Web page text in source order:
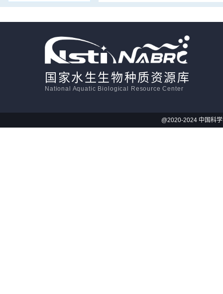
国家水生生物种质资源库
National Aquatic Biological Resource Center
@2020-2024 中国科